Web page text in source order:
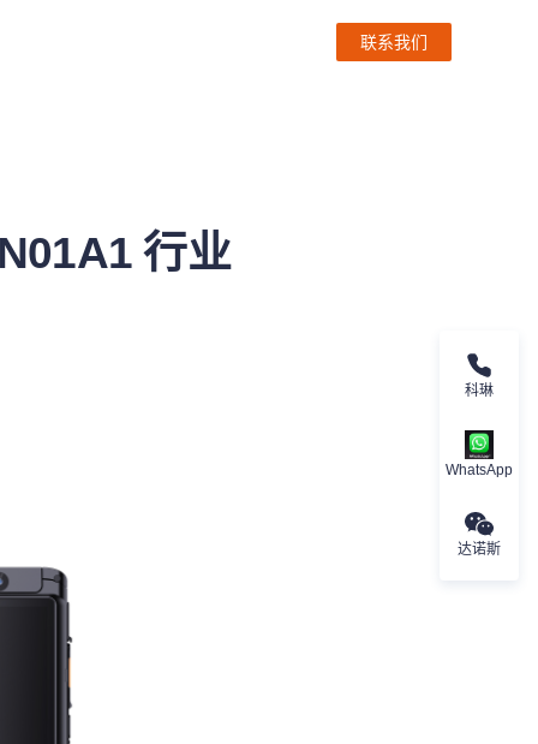
联系我们
行业
科琳
WhatsApp
达诺斯